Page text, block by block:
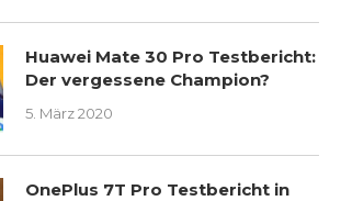
Huawei Mate 30 Pro Testbericht:
Der vergessene Champion?
5. März 2020
OnePlus 7T Pro Testbericht in